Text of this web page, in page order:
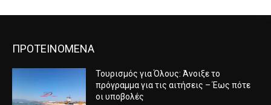
ΠΡΟΤΕΙΝΟΜΕΝΑ
Τουρισμός για Όλους: Άνοιξε το
πρόγραμμα για τις αιτήσεις – Έως πότε
οι υποβολές